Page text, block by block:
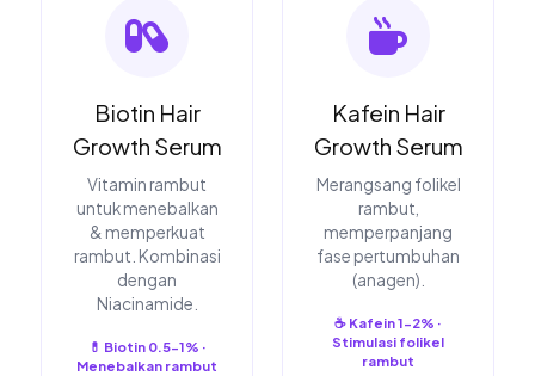
Biotin Hair
Growth Serum
Vitamin rambut
untuk menebalkan
& memperkuat
rambut. Kombinasi
dengan
Niacinamide.
💊 Biotin 0.5-1% ·
Menebalkan rambut
Kafein Hair
Growth Serum
Merangsang folikel
rambut,
memperpanjang
fase pertumbuhan
(anagen).
☕ Kafein 1-2% ·
Stimulasi folikel
rambut